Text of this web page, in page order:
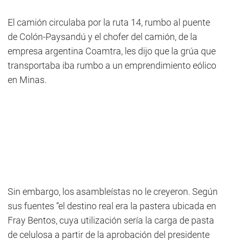
El camión circulaba por la ruta 14, rumbo al puente
de Colón-Paysandú y el chofer del camión, de la
empresa argentina Coamtra, les dijo que la grúa que
transportaba iba rumbo a un emprendimiento eólico
en Minas.
Sin embargo, los asambleístas no le creyeron. Según
sus fuentes “el destino real era la pastera ubicada en
Fray Bentos, cuya utilización sería la carga de pasta
de celulosa a partir de la aprobación del presidente